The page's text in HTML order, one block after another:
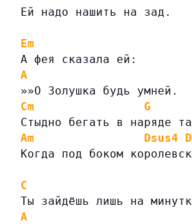
Ей надо нашить на зад.
Em
А фея сказала ей:
A
»»О Золушка будь умней.
Cm
G
Стыдно бегать в наряде
Am
Dsus4 D
Когда под боком
C
Ты зайдёшь лишь на
A